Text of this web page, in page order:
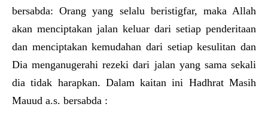
bersabda: Orang yang selalu beristigfar, maka Allah
akan menciptakan jalan keluar dari setiap penderitaan
dan menciptakan kemudahan dari setiap kesulitan dan
Dia menganugerahi rezeki dari jalan yang sama sekali
dia tidak harapkan. Dalam kaitan ini Hadhrat Masih
Mauud a.s. bersabda :